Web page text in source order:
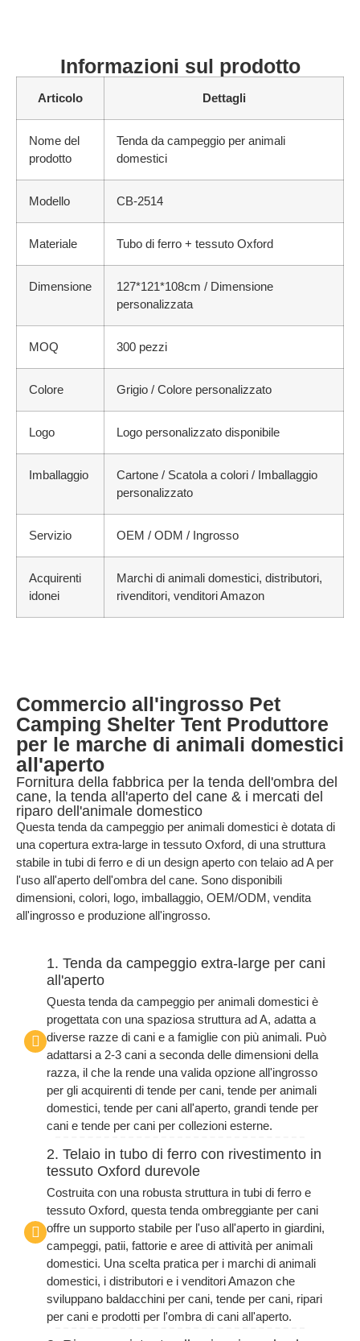
Informazioni sul prodotto
Articolo Dettagli
Nome del
prodotto
Tenda da campeggio per animali
domestici
Modello CB-2514
Materiale Tubo di ferro + tessuto Oxford
Dimensione
127*121*108cm / Dimensione
personalizzata
MOQ 300 pezzi
Colore Grigio / Colore personalizzato
Logo Logo personalizzato disponibile
Imballaggio
Cartone / Scatola a colori / Imballaggio
personalizzato
Servizio OEM / ODM / Ingrosso
Acquirenti
idonei
Marchi di animali domestici, distributori,
rivenditori, venditori Amazon
Commercio all'ingrosso Pet
Camping Shelter Tent Produttore
per le marche di animali domestici
all'aperto
Fornitura della fabbrica per la tenda dell'ombra del
cane, la tenda all'aperto del cane & i mercati del
riparo dell'animale domestico
Questa tenda da campeggio per animali domestici è dotata di
una copertura extra-large in tessuto Oxford, di una struttura
stabile in tubi di ferro e di un design aperto con telaio ad A per
l'uso all'aperto dell'ombra del cane. Sono disponibili
dimensioni, colori, logo, imballaggio, OEM/ODM, vendita
all'ingrosso e produzione all'ingrosso.
1. Tenda da campeggio extra-large per cani
all'aperto
Questa tenda da campeggio per animali domestici è
progettata con una spaziosa struttura ad A, adatta a
diverse razze di cani e a famiglie con più animali. Può
adattarsi a 2-3 cani a seconda delle dimensioni della
razza, il che la rende una valida opzione all'ingrosso
per gli acquirenti di tende per cani, tende per animali
domestici, tende per cani all'aperto, grandi tende per
cani e tende per cani per collezioni esterne.
2. Telaio in tubo di ferro con rivestimento in
tessuto Oxford durevole
Costruita con una robusta struttura in tubi di ferro e
tessuto Oxford, questa tenda ombreggiante per cani
offre un supporto stabile per l'uso all'aperto in giardini,
campeggi, patii, fattorie e aree di attività per animali
domestici. Una scelta pratica per i marchi di animali
domestici, i distributori e i venditori Amazon che
sviluppano baldacchini per cani, tende per cani, ripari
per cani e prodotti per l'ombra di cani all'aperto.